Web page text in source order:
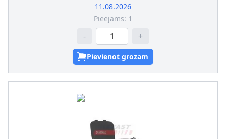
11.08.2026
Pieejams: 1
- +
Pievienot grozam